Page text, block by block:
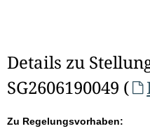
Details zu
SG2606190049 (
Zu Regelungsvorhaben: